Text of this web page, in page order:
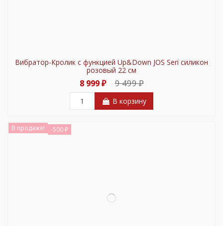
Вибратор-Кролик с функцией Up&Down JOS Seri силикон
розовый 22 см
8 999 ₽ 9 499 ₽
В корзину
В продаже! -500 ₽